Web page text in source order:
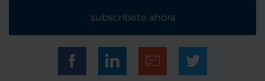
subscríbete ahora